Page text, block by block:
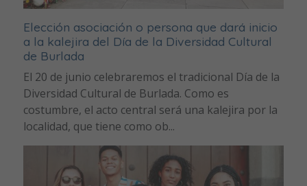
Elección asociación o persona que dará inicio
a la kalejira del Día de la Diversidad Cultural
de Burlada
El 20 de junio celebraremos el tradicional Día de la
Diversidad Cultural de Burlada. Como es
costumbre, el acto central será una kalejira por la
localidad, que tiene como ob...